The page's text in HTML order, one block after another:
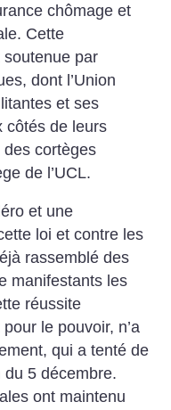
chômage et
Cette
par
dont l’Union
et ses
côtés de leurs
cortèges
de l’UCL.
et une
loi et contre les
rassemblé des
manifestants les
réussite
le pouvoir, n’a
qui a tenté de
5 décembre.
ont maintenu